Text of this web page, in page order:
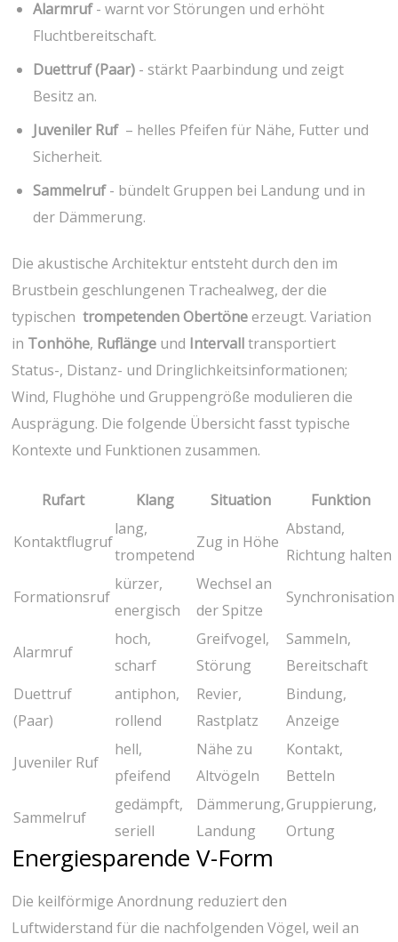
Alarmruf‍- warnt vor‍ Störungen und erhöht
Fluchtbereitschaft.
Duettruf (Paar) ⁢- stärkt Paarbindung und zeigt
Besitz an.
Juveniler​ Ruf​ – ⁣helles Pfeifen für Nähe, Futter und
⁤Sicherheit.
Sammelruf-⁣ bündelt Gruppen bei Landung⁤ und in
der Dämmerung.
Die akustische Architektur entsteht durch den⁤ im ​
Brustbein geschlungenen Trachealweg, der die
typischen ​trompetenden‌ Obertöneerzeugt.​ Variation
⁣in Tonhöhe, Ruflänge und Intervalltransportiert
⁣Status-, Distanz- und ⁢Dringlichkeitsinformationen;
⁤Wind, Flughöhe und Gruppengröße modulieren die
Ausprägung. Die folgende Übersicht fasst typische
Kontexte ‍und Funktionen zusammen.
Rufart Klang Situation Funktion
Kontaktflugruf
lang,
trompetend
Zug in ⁤Höhe
Abstand,
Richtung halten
Formationsruf
kürzer,
energisch
Wechsel an
der ​Spitze
Synchronisation
Alarmruf
hoch,
scharf
Greifvogel,
Störung
Sammeln,
Bereitschaft
Duettruf⁢
(Paar)
antiphon,​
rollend
Revier,
⁣Rastplatz
Bindung,
Anzeige
Juveniler Ruf
hell,
pfeifend
Nähe zu
Altvögeln
Kontakt,
Betteln
Sammelruf
gedämpft,
seriell
Dämmerung,
Landung
Gruppierung,
Ortung
Energiesparende V-Form
Die keilförmige Anordnung reduziert den
‌Luftwiderstand für die nachfolgenden‌ Vögel,​ weil an⁤